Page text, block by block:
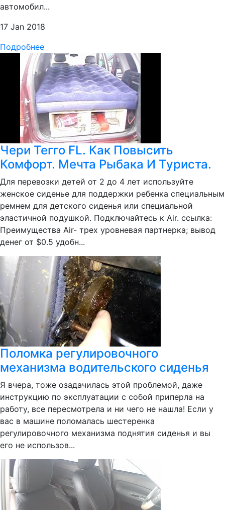
автомобил...
17 Jan 2018
Подробнее
Чери Тегго FL. Как Повысить
Комфорт. Мечта Рыбака И Туриста.
Для перевозки детей от 2 до 4 лет используйте
женское сиденье для поддержки ребенка специальным
ремнем для детского сиденья или специальной
эластичной подушкой. Подключайтесь к Air. ссылка:
Преимущества Air- трех уровневая партнерка; вывод
денег от $0.5 удобн...
Поломка регулировочного
механизма водительского сиденья
Я вчера, тоже озадачилась этой проблемой, даже
инструкцию по эксплуатации с собой приперла на
работу, все пересмотрела и ни чего не нашла! Если у
вас в машине поломалась шестеренка
регулировочного механизма поднятия сиденья и вы
его не использов...